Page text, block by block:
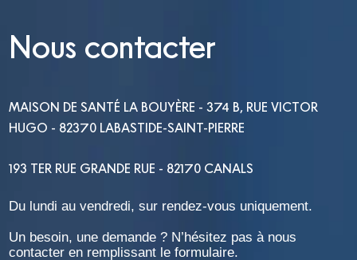
Nous contacter
MAISON DE SANTÉ LA BOUYÈRE - 374 B, RUE VICTOR
HUGO - 82370 LABASTIDE-SAINT-PIERRE
193 TER RUE GRANDE RUE - 82170 CANALS
Du lundi au vendredi, sur rendez-vous uniquement.
Un besoin, une demande ? N’hésitez pas à nous
contacter en remplissant le formulaire.